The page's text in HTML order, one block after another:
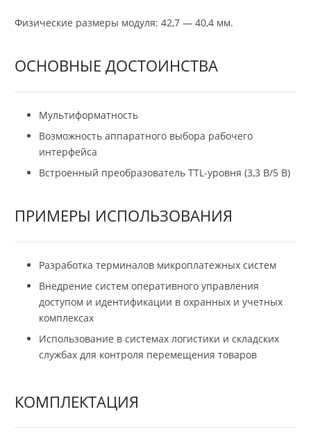
Физические размеры модуля: 42,7 — 40,4 мм.
ОСНОВНЫЕ ДОСТОИНСТВА
Мультиформатность
Возможность аппаратного выбора рабочего
интерфейса
Встроенный преобразователь TTL-уровня (3,3 В/5 В)
ПРИМЕРЫ ИСПОЛЬЗОВАНИЯ
Разработка терминалов микроплатежных систем
Внедрение систем оперативного управления
доступом и идентификации в охранных и учетных
комплексах
Использование в системах логистики и складских
службах для контроля перемещения товаров
КОМПЛЕКТАЦИЯ